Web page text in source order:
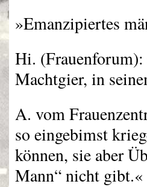
»Emanzipiertes
Hi. (Frauenforum):
Machtgier, in
A. vom
so eingebimst
können, sie aber
Mann“ nicht gibt.«